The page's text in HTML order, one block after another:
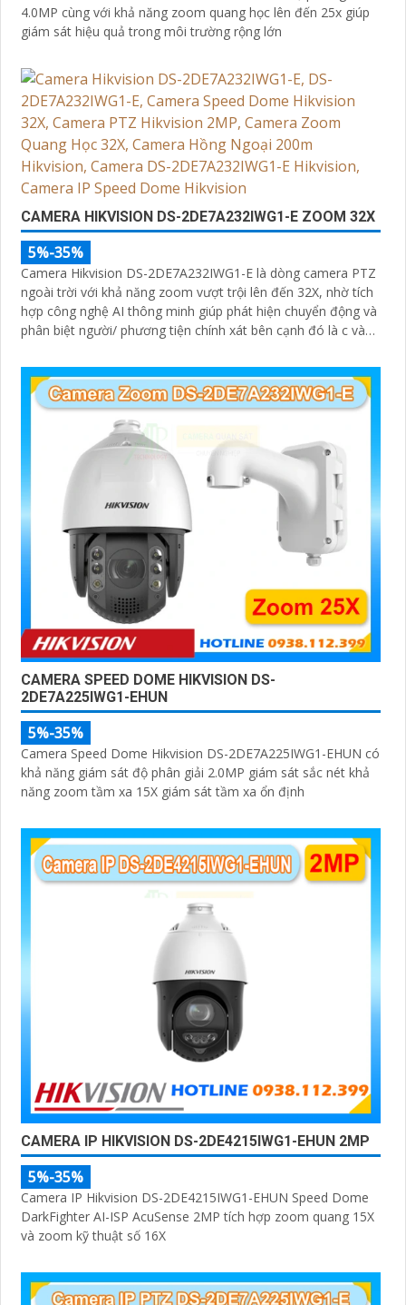
4.0MP cùng với khả năng zoom quang học lên đến 25x giúp
giám sát hiệu quả trong môi trường rộng lớn
CAMERA HIKVISION DS-2DE7A232IWG1-E ZOOM 32X
5%-35%
Camera Hikvision DS-2DE7A232IWG1-E là dòng camera PTZ
ngoài trời với khả năng zoom vượt trội lên đến 32X, nhờ tích
hợp công nghệ AI thông minh giúp phát hiện chuyển động và
phân biệt người/ phương tiện chính xát bên cạnh đó là c và
thanh
CAMERA SPEED DOME HIKVISION DS-
2DE7A225IWG1-EHUN
5%-35%
Camera Speed Dome Hikvision DS-2DE7A225IWG1-EHUN có
khả năng giám sát độ phân giải 2.0MP giám sát sắc nét khả
năng zoom tầm xa 15X giám sát tầm xa ổn định
CAMERA IP HIKVISION DS-2DE4215IWG1-EHUN 2MP
5%-35%
Camera IP Hikvision DS-2DE4215IWG1-EHUN Speed Dome
DarkFighter AI-ISP AcuSense 2MP tích hợp zoom quang 15X
và zoom kỹ thuật số 16X